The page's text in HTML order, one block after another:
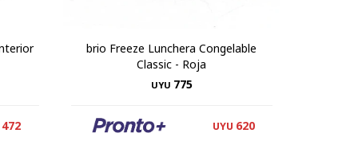
472
brio Freeze Lunchera Congelable
Classic - Roja
UYU 775
UYU 620